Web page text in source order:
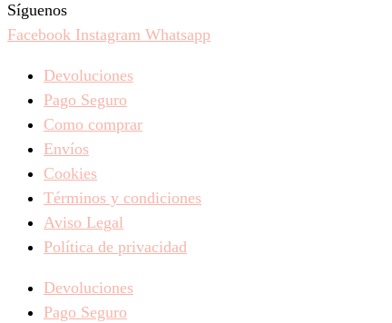
Síguenos
Facebook Instagram Whatsapp
Devoluciones
Pago Seguro
Como comprar
Envíos
Cookies
Términos y condiciones
Aviso Legal
Política de privacidad
Devoluciones
Pago Seguro